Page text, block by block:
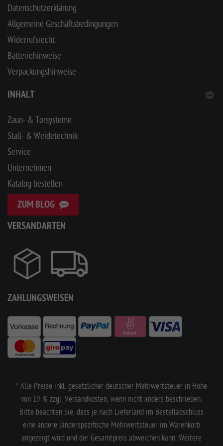
Datenschutzerklärung
Allgemeine Geschäftsbedingungen
Widerrufsrecht
Batteriehinweise
Verpackungshinweise
INHALT
Zaun- & Torsysteme
Stall- & Weidetechnik
Service
Unternehmen
Katalog bestellen
ZUM BLOG
VERSANDARTEN
ZAHLUNGSWEISEN
* Alle Preise inkl. gesetzlicher deutscher Mehrwertsteuer in Höhe
von 19 % zzgl. Versandkosten, wenn nicht anders beschrieben.
Bitte beachten Sie, dass je nach Lieferland im Bestellabschluss
eine andere länderspezifische Mehrwertsteuer im Warenkorb
angezeigt wird und der Gesamtpreis abweichen kann. Weitere